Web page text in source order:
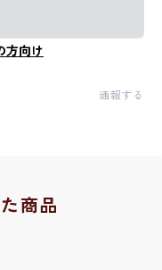
方向け
通報する
商品